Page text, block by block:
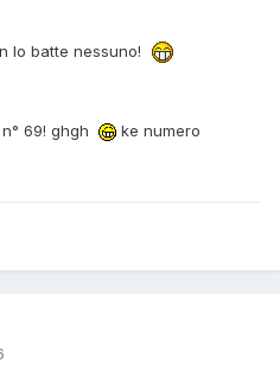
lo batte nessuno!
69! ghgh
ke numero